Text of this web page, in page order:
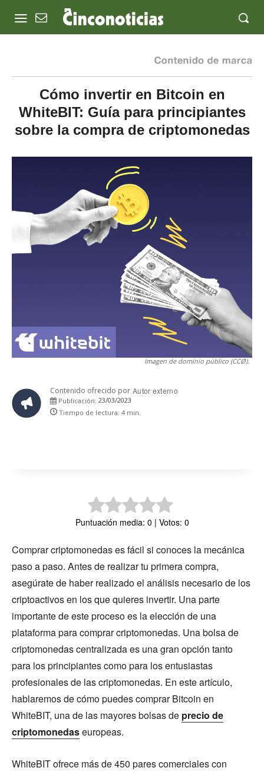
Cómo invertir en Bitcoin en
WhiteBIT: Guía para principiantes
sobre la compra de criptomonedas
Imagen de dominio público (CCØ).
Contenido ofrecido por Autor externo
Publicación: 23/03/2023
Tiempo de lectura: 4 min.
Puntuación media: 0 | Votos: 0
Comprar criptomonedas es fácil si conoces la mecánica
paso a paso. Antes de realizar tu primera compra,
asegúrate de haber realizado el análisis necesario de los
criptoactivos en los que quieres invertir. Una parte
importante de este proceso es la elección de una
plataforma para comprar criptomonedas. Una bolsa de
criptomonedas centralizada es una gran opción tanto
para los principiantes como para los entusiastas
profesionales de las criptomonedas. En este artículo,
hablaremos de cómo puedes comprar Bitcoin en
WhiteBIT, una de las mayores bolsas de precio de
criptomonedaseuropeas.
WhiteBIT ofrece más de 450 pares comerciales con